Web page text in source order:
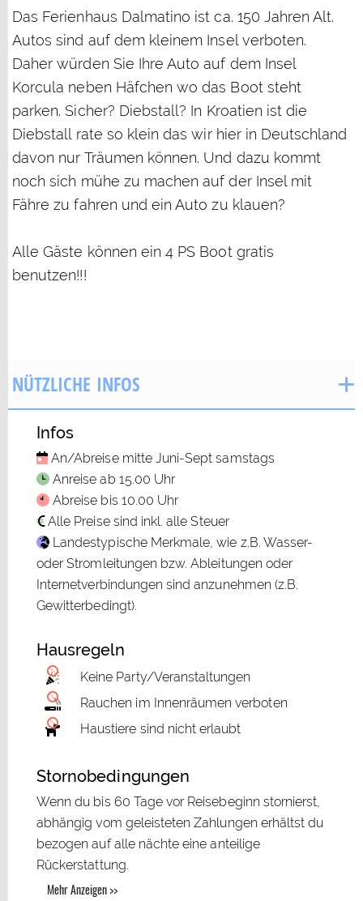
Das Ferienhaus Dalmatino ist ca. 150 Jahren Alt.
Autos sind auf dem kleinem Insel verboten.
Daher würden Sie Ihre Auto auf dem Insel
Korcula neben Häfchen wo das Boot steht
parken. Sicher? Diebstall? In Kroatien ist die
Diebstall rate so klein das wir hier in Deutschland
davon nur Träumen können. Und dazu kommt
noch sich mühe zu machen auf der Insel mit
Fähre zu fahren und ein Auto zu klauen?
Alle Gäste können ein 4 PS Boot gratis
benutzen!!!
NÜTZLICHE INFOS
Infos
An/Abreise mitte Juni-Sept samstags
Anreise ab 15.00 Uhr
Abreise bis 10.00 Uhr
Alle Preise sind inkl. alle Steuer
Landestypische Merkmale, wie z.B. Wasser-
oder Stromleitungen bzw. Ableitungen oder
Internetverbindungen sind anzunehmen (z.B.
Gewitterbedingt).
Hausregeln
Keine Party/Veranstaltungen
Rauchen im Innenräumen verboten
Haustiere sind nicht erlaubt
Stornobedingungen
Wenn du bis 60 Tage vor Reisebeginn stornierst,
abhängig vom geleisteten Zahlungen erhältst du
bezogen auf alle nächte eine anteilige
Rückerstattung.
Mehr Anzeigen >>